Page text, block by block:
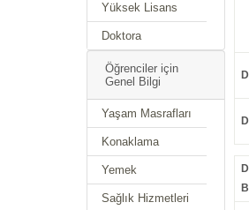
Yüksek Lisans
Doktora
Öğrenciler için
Genel Bilgi
Yaşam Masrafları
Konaklama
Yemek
Sağlık Hizmetleri